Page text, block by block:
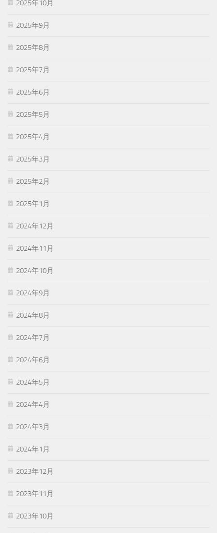
2025年10月
2025年9月
2025年8月
2025年7月
2025年6月
2025年5月
2025年4月
2025年3月
2025年2月
2025年1月
2024年12月
2024年11月
2024年10月
2024年9月
2024年8月
2024年7月
2024年6月
2024年5月
2024年4月
2024年3月
2024年1月
2023年12月
2023年11月
2023年10月